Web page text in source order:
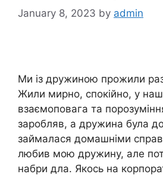
January 8, 2023 by admin
Ми із дружиною прожили
Жили мирно, спокійно, у
взаємоповага та
заробляв, а дружина була
займалася домашніми
любив мою дружину, але
набри дла. Якось на